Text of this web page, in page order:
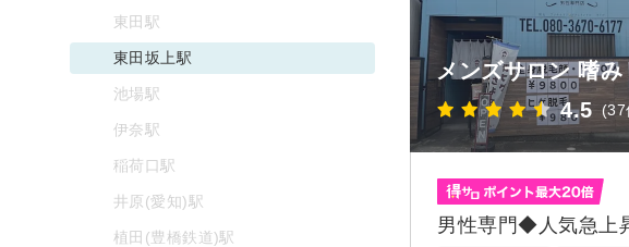
メンズサロン 嗜
4.5 (37
男性専門◆人気急上
東田駅
東田坂上駅
池場駅
伊奈駅
稲荷口駅
井原(愛知)駅
植田(豊橋鉄道)駅